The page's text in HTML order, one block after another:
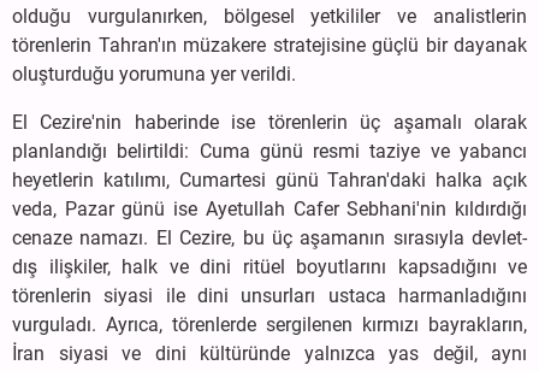
olduğu vurgulanırken, bölgesel yetkililer ve analistlerin
törenlerin Tahran'ın müzakere stratejisine güçlü bir dayanak
oluşturduğu yorumuna yer verildi.
El Cezire'nin haberinde ise törenlerin üç aşamalı olarak
planlandığı belirtildi: Cuma günü resmi taziye ve yabancı
heyetlerin katılımı, Cumartesi günü Tahran'daki halka açık
veda, Pazar günü ise Ayetullah Cafer Sebhani'nin kıldırdığı
cenaze namazı. El Cezire, bu üç aşamanın sırasıyla devlet-
dış ilişkiler, halk ve dini ritüel boyutlarını kapsadığını ve
törenlerin siyasi ile dini unsurları ustaca harmanladığını
vurguladı. Ayrıca, törenlerde sergilenen kırmızı bayrakların,
İran siyasi ve dini kültüründe yalnızca yas değil, aynı